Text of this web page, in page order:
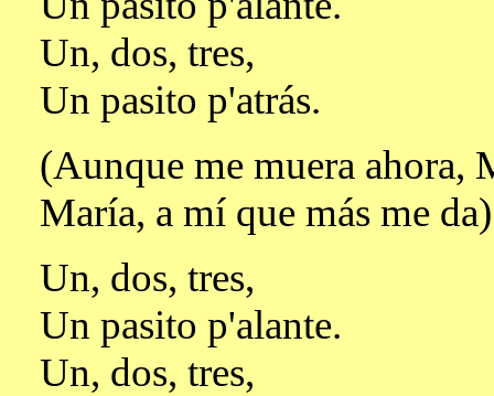
Un, dos, tres,
Un pasito p'atrás.
(Aunque me muera ahora,
María, a mí que más me da)
Un, dos, tres,
Un pasito p'alante.
Un, dos, tres,